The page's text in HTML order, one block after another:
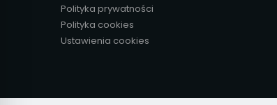
Polityka prywatności
Polityka cookies
Ustawienia cookies